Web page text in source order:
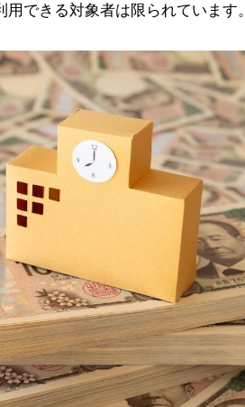
できる対象者は限られています。